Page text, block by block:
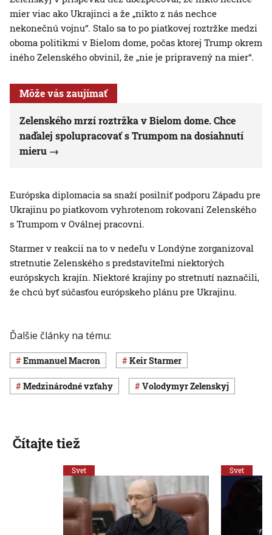
mier viac ako Ukrajinci a že „nikto z nás nechce
nekonečnú vojnu“. Stalo sa to po piatkovej roztržke medzi
oboma politikmi v Bielom dome, počas ktorej Trump okrem
iného Zelenského obvinil, že „nie je pripravený na mier“.
Môže vás zaujímať
Zelenského mrzí roztržka v Bielom dome. Chce
naďalej spolupracovať s Trumpom na dosiahnutí
mieru
Európska diplomacia sa snaží posilniť podporu Západu pre
Ukrajinu po piatkovom vyhrotenom rokovaní Zelenského
s Trumpom v Oválnej pracovni.
Starmer v reakcii na to v nedeľu v Londýne zorganizoval
stretnutie Zelenského s predstaviteľmi niektorých
európskych krajín. Niektoré krajiny po stretnutí naznačili,
že chcú byť súčasťou európskeho plánu pre Ukrajinu.
Ďalšie články na tému:
Emmanuel Macron Keir Starmer
medzinárodné vzťahy Volodymyr Zelenskyj
Čítajte tiež
Svet Svet